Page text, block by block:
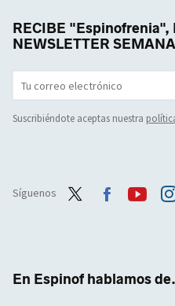
RECIBE "Espinofrenia",
NEWSLETTER
Suscribiéndote aceptas nuestra
Síguenos
En Espinof hablamos